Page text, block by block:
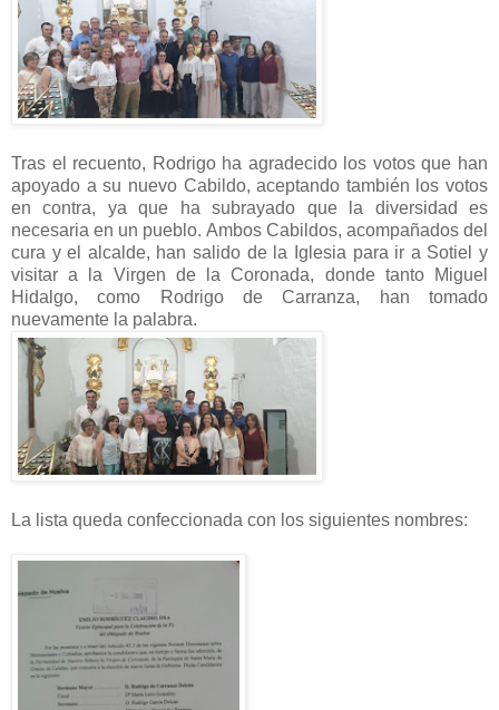
Tras el recuento, Rodrigo ha agradecido los votos que han
apoyado a su nuevo Cabildo, aceptando también los votos
en contra, ya que ha subrayado que la diversidad es
necesaria en un pueblo. Ambos Cabildos, acompañados del
cura y el alcalde, han salido de la Iglesia para ir a Sotiel y
visitar a la Virgen de la Coronada, donde tanto Miguel
Hidalgo, como Rodrigo de Carranza, han tomado
nuevamente la palabra.
La lista queda confeccionada con los siguientes nombres: